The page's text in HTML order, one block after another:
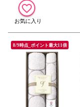
8/9時点_ポイント最大11倍